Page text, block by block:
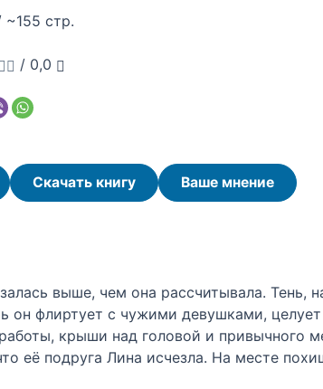
~155 стр.
/ 0,0
Скачать книгу Ваше мнение
выше, чем она рассчитывала. Тень,
флиртует с чужими девушками,
крыши над головой и привычного
её подруга Лина исчезла. На месте